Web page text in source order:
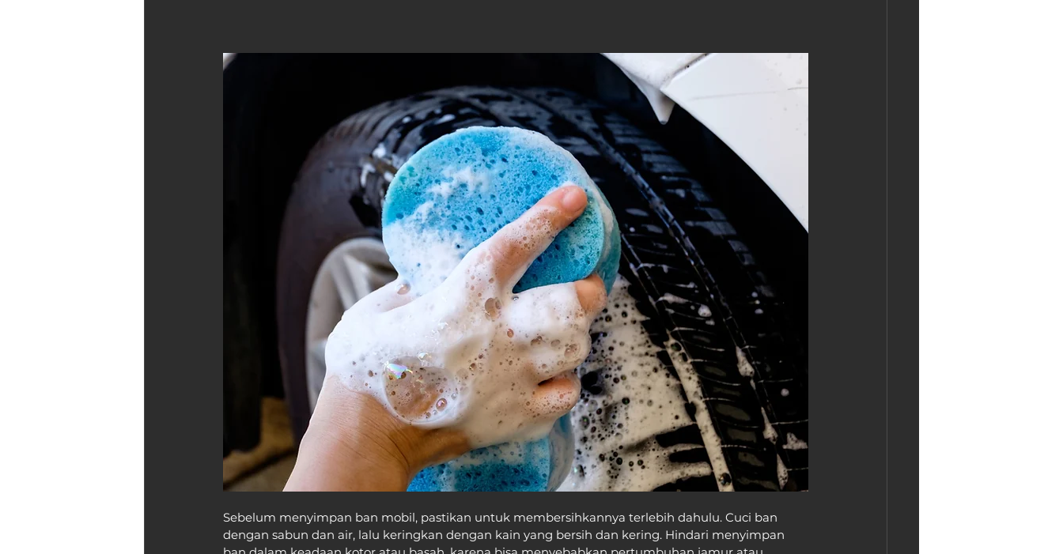
Sebelum menyimpan ban mobil, pastikan untuk membersihkannya terlebih dahulu. Cuci ban
dengan sabun dan air, lalu keringkan dengan kain yang bersih dan kering. Hindari menyimpan